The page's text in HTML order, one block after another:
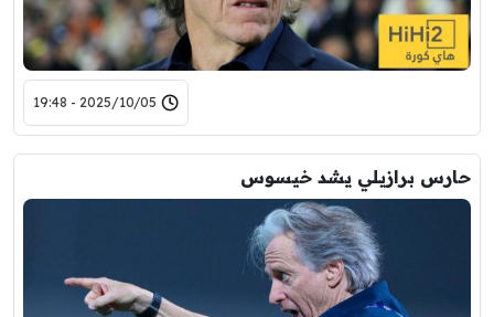
2025/10/05 - 19:48
حارس برازيلي يشد خيسوس